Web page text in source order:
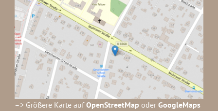
–> Größere Karte aufOpenStreetMap oder GoogleMaps